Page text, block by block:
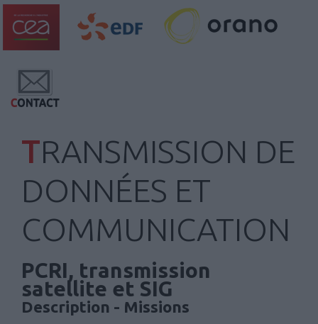
TRANSMISSION DE
DONNÉES ET
COMMUNICATION
PCRI, transmission
satellite et SIG
Description - Missions